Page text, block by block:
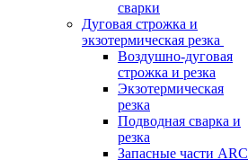
сварки
Дуговая строжка и
экзотермическая резка
Воздушно-дуговая
строжка и резка
Экзотермическая
резка
Подводная сварка и
резка
Запасные части ARC